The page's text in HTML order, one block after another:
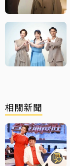
相關新聞